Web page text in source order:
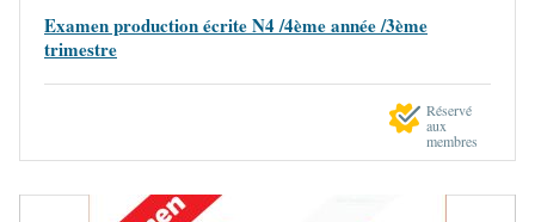
Examen production écrite N4 /4ème année /3ème
trimestre
Réservé
aux
membres